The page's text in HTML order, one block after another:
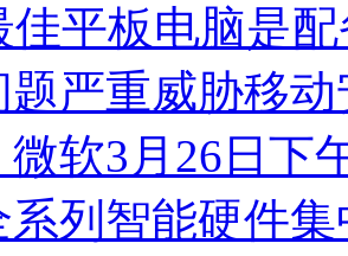
佳平板电脑是
题严重威胁移
软3月26日下
系列智能硬件